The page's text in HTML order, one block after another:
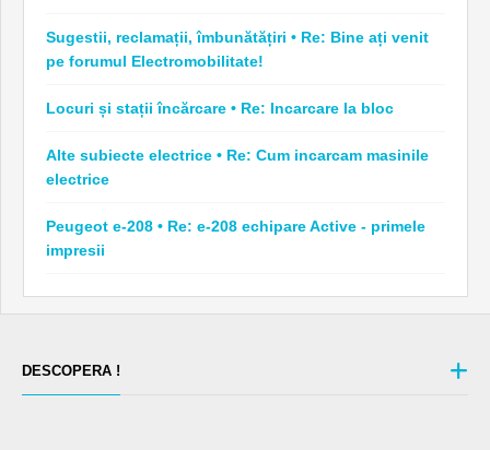
Sugestii, reclamații, îmbunătățiri • Re: Bine ați venit
pe forumul Electromobilitate!
Locuri și stații încărcare • Re: Incarcare la bloc
Alte subiecte electrice • Re: Cum incarcam masinile
electrice
Peugeot e-208 • Re: e-208 echipare Active - primele
impresii
DESCOPERA !